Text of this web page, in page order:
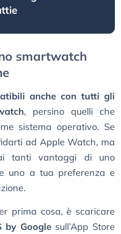
smartwatch
anche con tutti gli
, persino quelli che
sistema operativo. Se
ad Apple Watch, ma
tanti vantaggi di uno
uno a tua preferenza e
prima cosa, è scaricare
by Googlesull’App Store